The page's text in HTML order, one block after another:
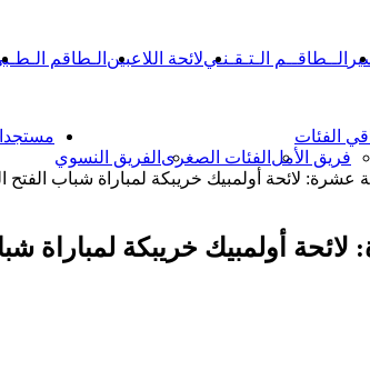
الــطاقــم الـتـقـنـيلائحة اللاعبين الـطاقم
الفئات
فريق الأمل الفئات الصغرى الفريق النسوي
عشرة: لائحة أولمبيك خريبكة لمباراة شباب الفتح
لائحة أولمبيك خريبكة لمباراة